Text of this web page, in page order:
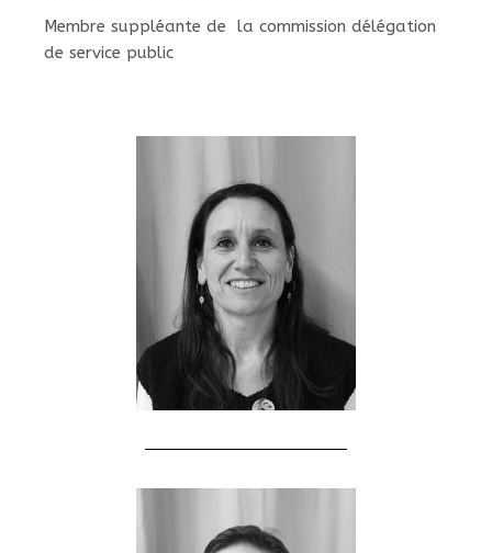
Membre suppléante de la commission délégation
de service public